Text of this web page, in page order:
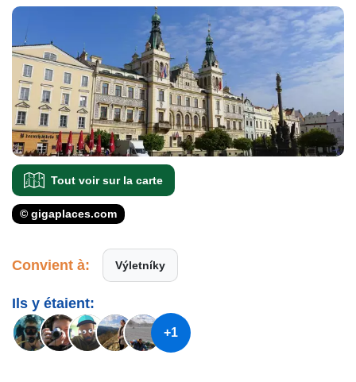
Tout voir sur la carte
© gigaplaces.com
Convient à: Výletníky
Ils y étaient:
+1